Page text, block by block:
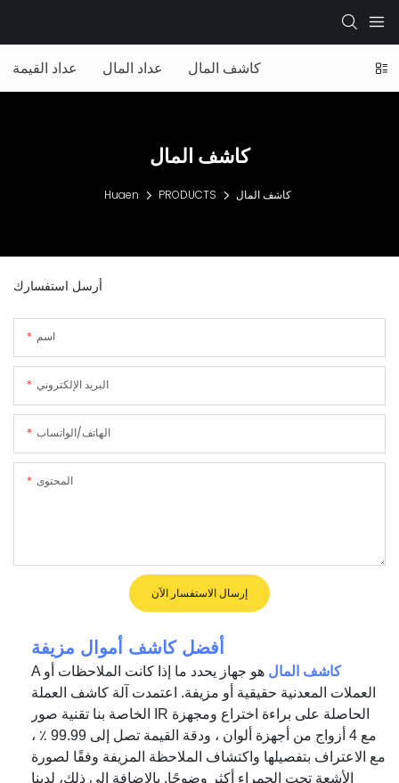
عداد القيمة عداد المال كاشف المال
كاشف المال
Huaen PRODUCTS كاشف المال
أرسل استفسارك
اسم
البريد الإلكتروني
الهاتف/الواتساب
المحتوى
إرسال الاستفسار الآن
أفضل كاشف أموال مزيفة
A كاشف المال هو جهاز يحدد ما إذا كانت الملاحظات أو
العملات المعدنية حقيقية أو مزيفة. اعتمدت آلة كاشف العملة
الخاصة بنا تقنية صور IR الحاصلة على براءة اختراع ومجهزة
مع 4 أزواج من أجهزة ألوان ، ودقة القيمة تصل إلى 99.99 ٪ ،
مع الاعتراف بتفصيلها واكتشاف الملاحظة المزيفة وفقًا لصورة
الأشعة تحت الحمراء أكثر وضوحًا. بالإضافة إلى ذلك، لدينا